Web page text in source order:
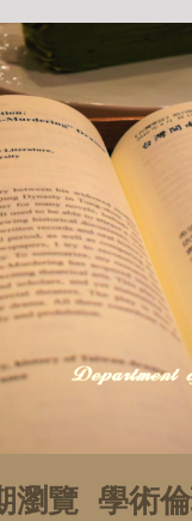
瀏覽 學術